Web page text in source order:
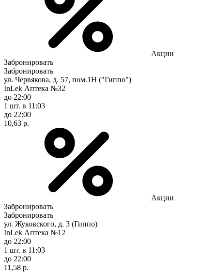
Акции
Забронировать
Забронировать
ул. Червякова, д. 57, пом.1Н ("Гиппо")
InLek Аптека №32
до 22:00
1 шт. в 11:03
до 22:00
10,63 р.
Акции
Забронировать
Забронировать
ул. Жуковского, д. 3 (Гиппо)
InLek Аптека №12
до 22:00
1 шт. в 11:03
до 22:00
11,58 р.